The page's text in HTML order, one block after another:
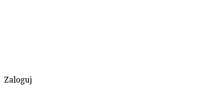
Zaloguj